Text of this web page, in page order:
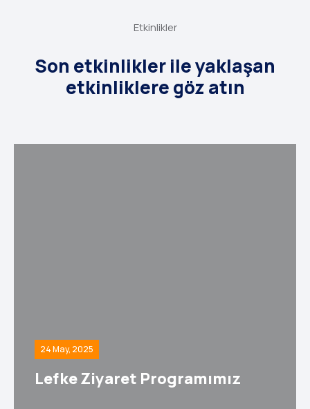
Etkinlikler
Son etkinlikler ile yaklaşan
etkinliklere göz atın
24 May, 2025
Lefke Ziyaret Programımız